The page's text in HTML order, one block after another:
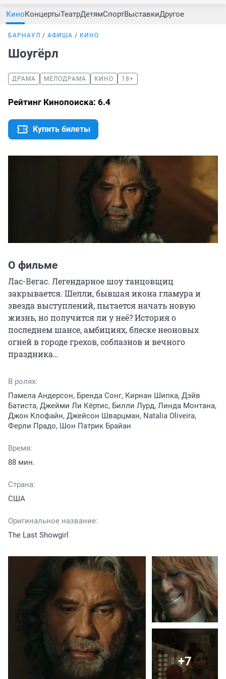
КиноКонцертыТеатрДетямСпортВыставкиДругое
БАРНАУЛ АФИША КИНО
Шоугёрл
ДРАМА МЕЛОДРАМА КИНО 18+
Рейтинг Кинопоиска: 6.4
Купить билеты
О фильме
Лас-Вегас. Легендарное шоу танцовщиц
закрывается. Шелли, бывшая икона гламура и
звезда выступлений, пытается начать новую
жизнь, но получится ли у неё? История о
последнем шансе, амбициях, блеске неоновых
огней в городе грехов, соблазнов и вечного
праздника…
В ролях:
Памела Андерсон, Бренда Сонг, Кирнан Шипка, Дэйв
Батиста, Джейми Ли Кёртис, Билли Лурд, Линда Монтана,
Джон Клофайн, Джейсон Шварцман, Natalia Oliveira,
Ферли Прадо, Шон Патрик Брайан
Время:
88 мин.
Страна:
США
Оригинальное название:
The Last Showgirl
+7